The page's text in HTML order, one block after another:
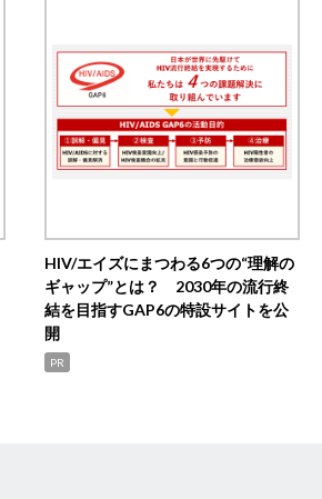
HIV/エイズにまつわる6つの“理解の
ギャップ”とは？ 2030年の流行終
結を目指すGAP6の特設サイトを公
開
PR